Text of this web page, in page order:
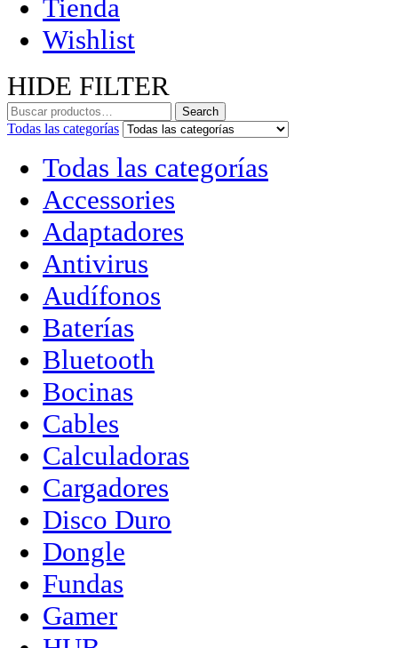
Tienda
Wishlist
HIDE FILTER
Search
Todas las categorías
Todas las categorías
Accessories
Adaptadores
Antivirus
Audífonos
Baterías
Bluetooth
Bocinas
Cables
Calculadoras
Cargadores
Disco Duro
Dongle
Fundas
Gamer